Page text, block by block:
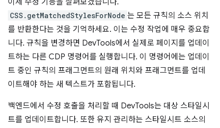
이제 수정 기능을 살펴보겠습니다.
CSS.getMatchedStylesForNode 는 모든 규칙의 소스 위치
를 반환한다는 것을 기억하세요. 이는 수정 작업에 매우 중요합
니다. 규칙을 변경하면 DevTools에서 실제로 페이지를 업데이
트하는 다른 CDP 명령어를 실행합니다. 이 명령어에는 업데이
트 중인 규칙의 프래그먼트의 원래 위치와 프래그먼트를 업데
이트해야 하는 새 텍스트가 포함됩니다.
백엔드에서 수정 호출을 처리할 때 DevTools는 대상 스타일시
트를 업데이트합니다. 또한 유지 관리하는 스타일시트 소스의